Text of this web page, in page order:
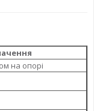
на опорі